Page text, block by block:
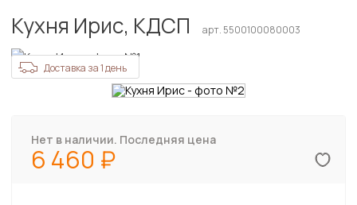
Кухня Ирис, КДСП арт. 5500100080003
Доставка за 1 день
Нет в наличии. Последняя цена
6 460